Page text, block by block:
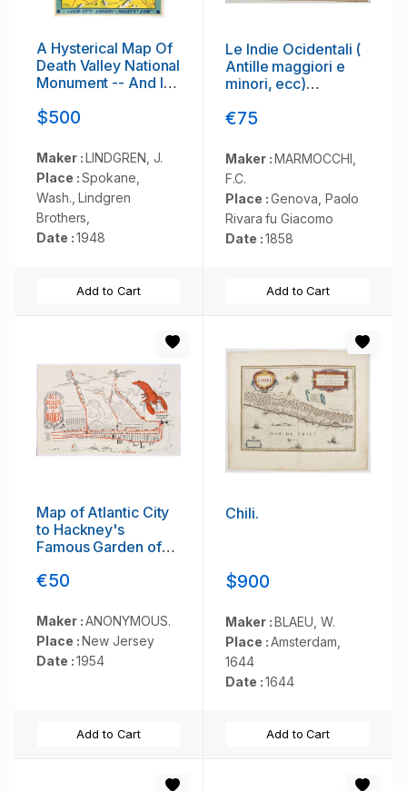
A Hysterical Map Of
Death Valley National
Monument -- And It's
$500
Maker :LINDGREN, J.
Place :Spokane,
Wash., Lindgren
Brothers,
Date :1948
Add to Cart
Le Indie Ocidentali (
Antille maggiori e
minori, ecc)
.€75
Maker :MARMOCCHI,
F.C.
Place :Genova, Paolo
Rivara fu Giacomo
Date :1858
Add to Cart
Map of Atlantic City
to Hackney's
Famous Garden of
€50
Maker :ANONYMOUS.
Place :New Jersey
Date :1954
Add to Cart
Chili.
$900
Maker :BLAEU, W.
Place :Amsterdam,
1644
Date :1644
Add to Cart